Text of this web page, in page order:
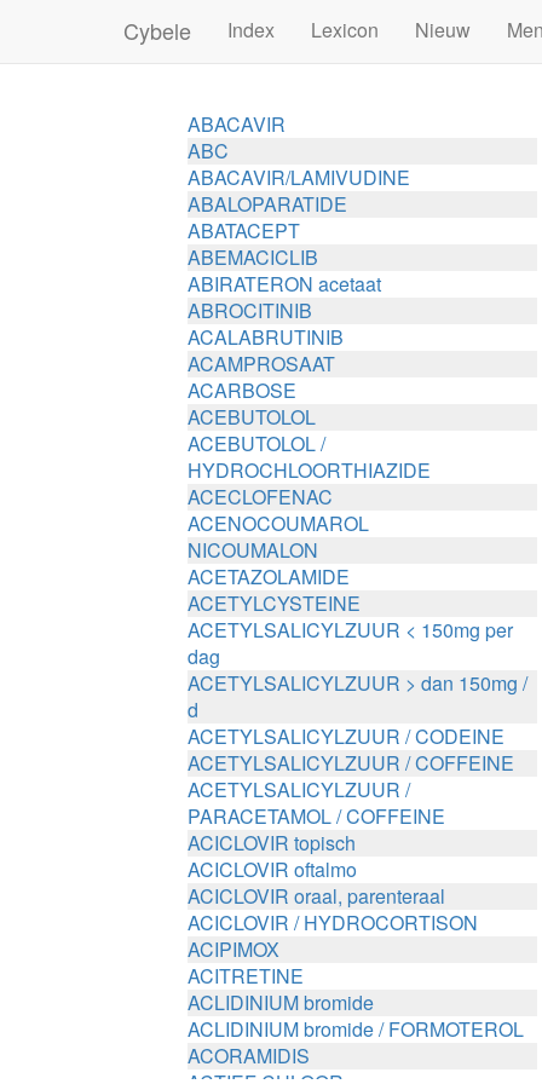
Cybele Index Lexicon Nieuw
ABACAVIR
ABC
ABACAVIR/LAMIVUDINE
ABALOPARATIDE
ABATACEPT
ABEMACICLIB
ABIRATERON acetaat
ABROCITINIB
ACALABRUTINIB
ACAMPROSAAT
ACARBOSE
ACEBUTOLOL
ACEBUTOLOL /
HYDROCHLOORTHIAZIDE
ACECLOFENAC
ACENOCOUMAROL
NICOUMALON
ACETAZOLAMIDE
ACETYLCYSTEINE
ACETYLSALICYLZUUR < 150mg per
dag
ACETYLSALICYLZUUR > dan 150mg /
d
ACETYLSALICYLZUUR / CODEINE
ACETYLSALICYLZUUR / COFFEINE
ACETYLSALICYLZUUR /
PARACETAMOL / COFFEINE
ACICLOVIR topisch
ACICLOVIR oftalmo
ACICLOVIR oraal, parenteraal
ACICLOVIR / HYDROCORTISON
ACIPIMOX
ACITRETINE
ACLIDINIUM bromide
ACLIDINIUM bromide / FORMOTEROL
ACORAMIDIS